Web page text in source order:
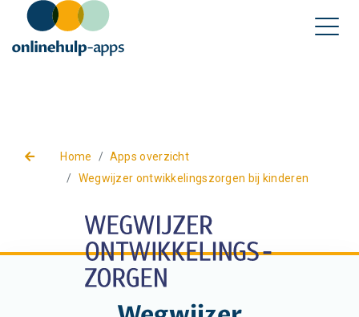
Home
Apps overzicht
Wegwijzer ontwikkelingszorgen bij kinderen